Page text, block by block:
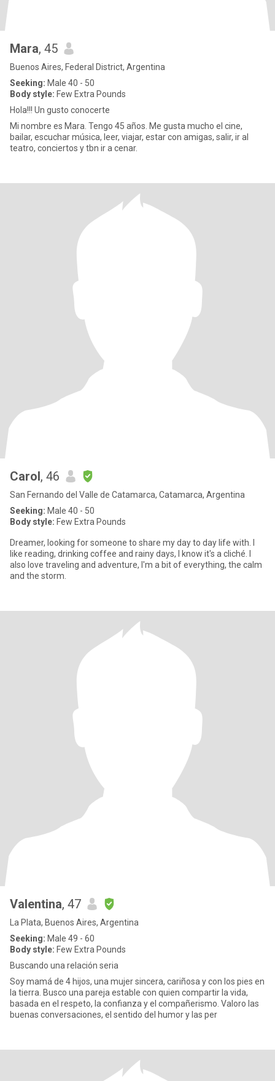
Mara, 45
Buenos Aires, Federal District, Argentina
Seeking: Male 40 - 50
Body style: Few Extra Pounds
Hola!!! Un gusto conocerte
Mi nombre es Mara. Tengo 45 años. Me gusta mucho el cine,
bailar, escuchar música, leer, viajar, estar con amigas, salir, ir al
teatro, conciertos y tbn ir a cenar.
Carol, 46
San Fernando del Valle de Catamarca, Catamarca, Argentina
Seeking: Male 40 - 50
Body style: Few Extra Pounds
Dreamer, looking for someone to share my day to day life with. I
like reading, drinking coffee and rainy days, I know it's a cliché. I
also love traveling and adventure, I'm a bit of everything, the calm
and the storm.
Valentina, 47
La Plata, Buenos Aires, Argentina
Seeking: Male 49 - 60
Body style: Few Extra Pounds
Buscando una relación seria
Soy mamá de 4 hijos, una mujer sincera, cariñosa y con los pies en
la tierra. Busco una pareja estable con quien compartir la vida,
basada en el respeto, la confianza y el compañerismo. Valoro las
buenas conversaciones, el sentido del humor y las per